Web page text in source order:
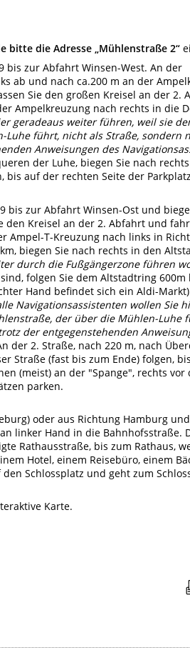
bitte die Adresse „Mühlenstraße 2“
bis zur Abfahrt Winsen-West. An der
ab und nach ca.200 m an der
Sie den großen Kreisel an der 2.
Ampelkreuzung nach rechts in die
geradeaus weiter führen, weil sie
führt, nicht als Straße, sondern
Anweisungen des
der Luhe, biegen Sie nach
bis auf der rechten Seite der
bis zur Abfahrt Winsen-Ost und
den Kreisel an der 2. Abfahrt und
Ampel-T-Kreuzung nach links in
biegen Sie nach rechts in den
durch die Fußgängerzone führen
folgen Sie dem Altstadtring 600m
Hand befindet sich ein Aldi-
Navigationsassistenten wollen Sie
der über die Mühlen-Luhe
der entgegenstehenden
der 2. Straße, nach 220 m, nach
Straße (fast bis zum Ende) folgen,
(meist) an der "Spange", rechts vor
parken.
oder aus Richtung Hamburg
linker Hand in die Bahnhofsstraße.
Rathausstraße, bis zum Rathaus,
Hotel, einem Reisebüro, einem
Schlossplatz und geht zum
Karte.